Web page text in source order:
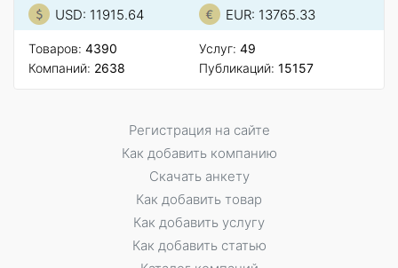
USD: 11915.64 EUR: 13765.33
Товаров: 4390
Компаний: 2638
Услуг: 49
Публикаций: 15157
Регистрация на сайте
Как добавить компанию
Скачать анкету
Как добавить товар
Как добавить услугу
Как добавить статью